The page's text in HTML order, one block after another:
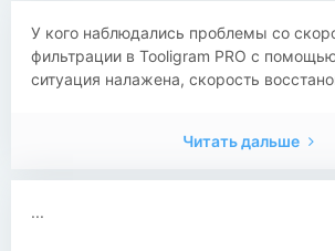
У кого наблюдались проблемы со
фильтрации в Tooligram PRO с
ситуация налажена, скорость
Читать дальше
...